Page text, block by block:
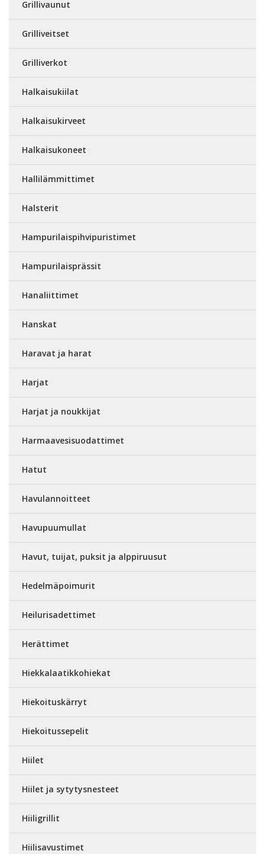
Grillivaunut
Grilliveitset
Grilliverkot
Halkaisukiilat
Halkaisukirveet
Halkaisukoneet
Hallilämmittimet
Halsterit
Hampurilaispihvipuristimet
Hampurilaisprässit
Hanaliittimet
Hanskat
Haravat ja harat
Harjat
Harjat ja noukkijat
Harmaavesisuodattimet
Hatut
Havulannoitteet
Havupuumullat
Havut, tuijat, puksit ja alppiruusut
Hedelmäpoimurit
Heilurisadettimet
Herättimet
Hiekkalaatikkohiekat
Hiekoituskärryt
Hiekoitussepelit
Hiilet
Hiilet ja sytytysnesteet
Hiiligrillit
Hiilisavustimet